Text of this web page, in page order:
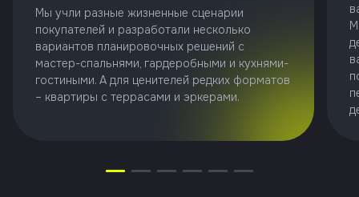
Мы учли разные жизненные сценарии
покупателей и разработали несколько
вариантов планировочных решений с
мастер-спальнями, гардеробными и кухнями-
гостиными. А для ценителей редких форматов
– квартиры с террасами и эркерами.
(343)
71-10
Заказать